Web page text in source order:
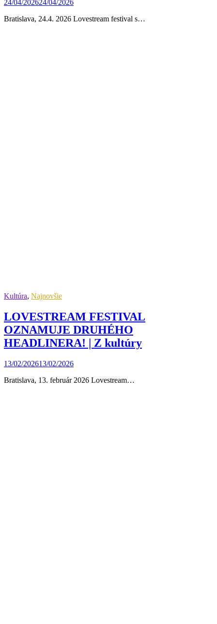
24/04/202624/04/2026
Bratislava, 24.4. 2026 Lovestream festival s…
Kultúra, Najnovšie
LOVESTREAM FESTIVAL
OZNAMUJE DRUHÉHO
HEADLINERA! | Z kultúry
13/02/202613/02/2026
Bratislava, 13. február 2026 Lovestream…